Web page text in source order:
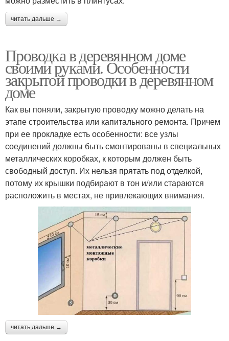
читать дальше →
Проводка в деревянном доме
своими руками. Особенности
закрытой проводки в деревянном
доме
Как вы поняли, закрытую проводку можно делать на
этапе строительства или капитального ремонта. Причем
при ее прокладке есть особенности: все узлы
соединений должны быть смонтированы в специальных
металлических коробках, к которым должен быть
свободный доступ. Их нельзя прятать под отделкой,
потому их крышки подбирают в тон и/или стараются
расположить в местах, не привлекающих внимания.
читать дальше →